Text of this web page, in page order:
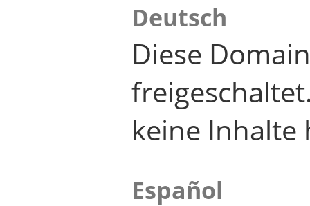
Deutsch
Diese
keine Inhalte
Español